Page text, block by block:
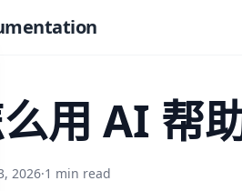
么用 AI 帮
2026·1 min read